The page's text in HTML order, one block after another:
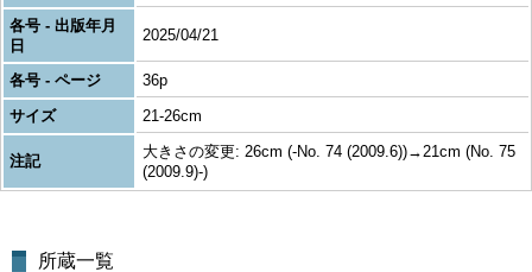
各号 - 出版年月
日
2025/04/21
各号 - ページ
36p
サイズ
21-26cm
注記
大きさの変更: 26cm (-No. 74 (2009.6))→21cm (No. 75
(2009.9)-)
所蔵一覧